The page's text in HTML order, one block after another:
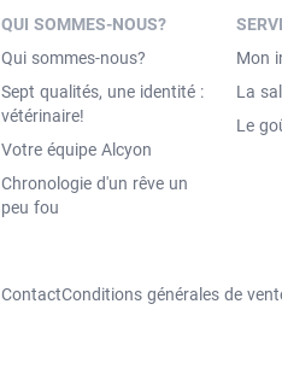
QUI SOMMES-NOUS?
Qui sommes-nous?
Sept qualités, une identité :
vétérinaire!
Votre équipe Alcyon
Chronologie d'un rêve un
peu fou
Mon
La
Le
ContactConditions générales de